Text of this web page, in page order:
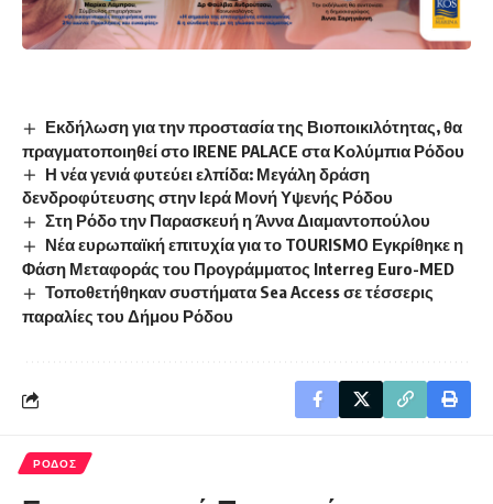
Εκδήλωση για την προστασία της Βιοποικιλότητας, θα
πραγματοποιηθεί στο IRENE PALACE στα Κολύμπια Ρόδου
Η νέα γενιά φυτεύει ελπίδα: Μεγάλη δράση
δενδροφύτευσης στην Ιερά Μονή Υψενής Ρόδου
Στη Ρόδο την Παρασκευή η Άννα Διαμαντοπούλου
Νέα ευρωπαϊκή επιτυχία για το TOURISMO Εγκρίθηκε η
Φάση Μεταφοράς του Προγράμματος Interreg Euro-MED
Τοποθετήθηκαν συστήματα Sea Access σε τέσσερις
παραλίες του Δήμου Ρόδου
ΡΟΔΟΣ